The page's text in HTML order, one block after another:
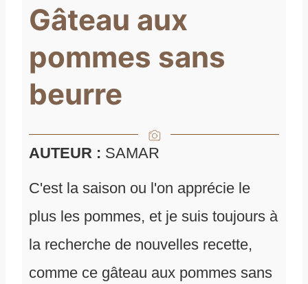
Gâteau aux
pommes sans
beurre
AUTEUR : SAMAR
C'est la saison ou l'on apprécie le
plus les pommes, et je suis toujours à
la recherche de nouvelles recette,
comme ce gâteau aux pommes sans